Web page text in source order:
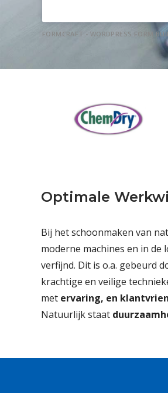
FORMCRAFT - WORDPRESS FORM
Optimale
Bij het schoonmaken van
moderne machines en in
verfijnd. Dit is o.a. gebeurd
krachtige en veilige
met ervaring, en
Natuurlijk staat